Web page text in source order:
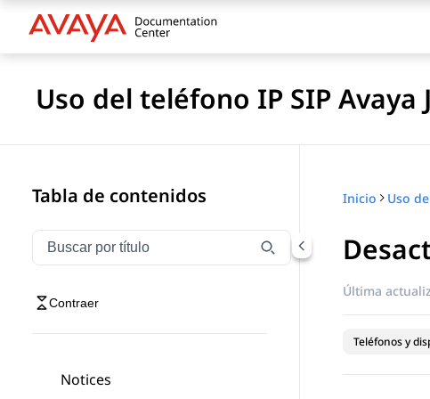
Uso del teléfono IP SIP Avaya
Tabla de contenidos
Filtrar navegación por título
Escriba para filtrar los elementos de navegación por
Contraer
Notices
Inicio
Última
Teléfonos y